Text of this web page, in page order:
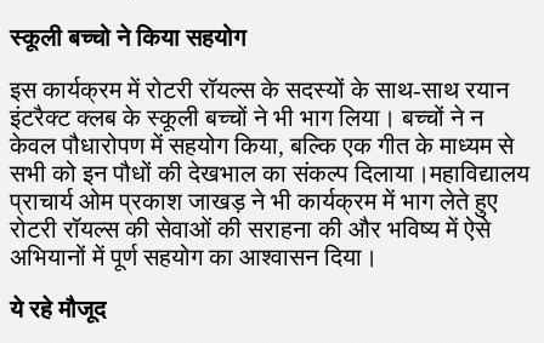
स्कूली बच्चो ने किया सहयोग
इस कार्यक्रम में रोटरी रॉयल्स के सदस्यों के साथ-साथ रयान
इंटरैक्ट क्लब के स्कूली बच्चों ने भी भाग लिया। बच्चों ने न
केवल पौधारोपण में सहयोग किया, बल्कि एक गीत के माध्यम से
सभी को इन पौधों की देखभाल का संकल्प दिलाया।महाविद्यालय
प्राचार्य ओम प्रकाश जाखड़ ने भी कार्यक्रम में भाग लेते हुए
रोटरी रॉयल्स की सेवाओं की सराहना की और भविष्य में ऐसे
अभियानों में पूर्ण सहयोग का आश्वासन दिया।
ये रहे मौजूद